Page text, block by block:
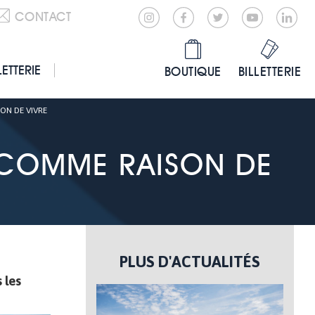
CONTACT
BOUTIQUE BILLETTERIE
DE VIVRE
RAISON DE
les
PLUS D'ACTUALITÉS